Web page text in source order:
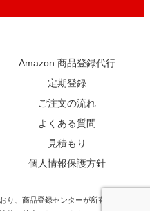
Amazon 商品登録代行
定期登録
ご注文の流れ
よくある質問
見積もり
個人情報保護方針
り、商品登録センターが所有していま